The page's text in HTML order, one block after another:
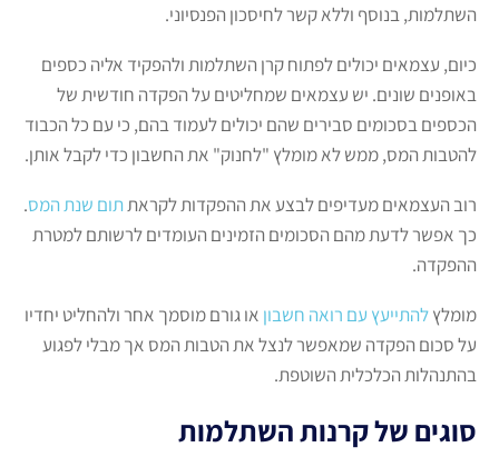
השתלמות, בנוסף וללא קשר לחיסכון הפנסיוני.
כיום, עצמאים יכולים לפתוח קרן השתלמות ולהפקיד אליה כספים
באופנים שונים. יש עצמאים שמחליטים על הפקדה חודשית של
הכספים בסכומים סבירים שהם יכולים לעמוד בהם, כי עם כל הכבוד
להטבות המס, ממש לא מומלץ "לחנוק" את החשבון כדי לקבל אותן.
רוב העצמאים מעדיפים לבצע את ההפקדות לקראתתום שנת המס.
כך אפשר לדעת מהם הסכומים הזמינים העומדים לרשותם למטרת
ההפקדה.
מומלץלהתייעץ עם רואה חשבון או גורם מוסמך אחר ולהחליט יחדיו
על סכום הפקדה שמאפשר לנצל את הטבות המס אך מבלי לפגוע
בהתנהלות הכלכלית השוטפת.
סוגים של קרנות השתלמות